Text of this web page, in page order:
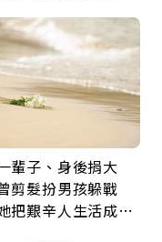
輩子、身後捐大
剪髮扮男孩躲戰
把艱辛人生活成風